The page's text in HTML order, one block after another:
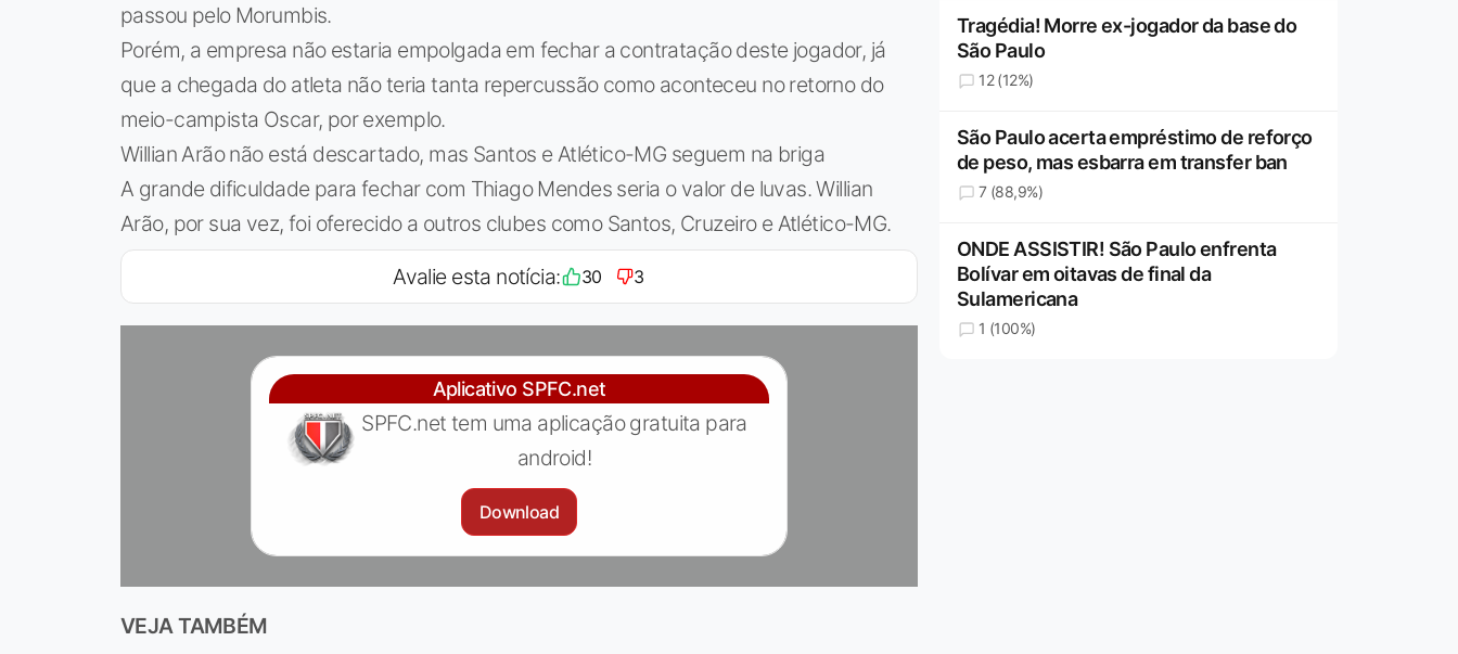
passou pelo Morumbis.
Porém, a empresa não estaria empolgada em fechar a contratação deste jogador, já
que a chegada do atleta não teria tanta repercussão como aconteceu no retorno do
meio-campista Oscar, por exemplo.
Willian Arão não está descartado, mas Santos e Atlético-MG seguem na briga
A grande dificuldade para fechar com Thiago Mendes seria o valor de luvas. Willian
Arão, por sua vez, foi oferecido a outros clubes como Santos, Cruzeiro e Atlético-MG.
Avalie esta notícia: 30 3
Aplicativo SPFC.net
SPFC.net tem uma aplicação gratuita para
android!
Download
VEJA TAMBÉM
Tragédia! Morre ex-jogador da base do
São Paulo
12 (12%)
São Paulo acerta empréstimo de reforço
de peso, mas esbarra em transfer ban
7 (88,9%)
ONDE ASSISTIR! São Paulo enfrenta
Bolívar em oitavas de final da
Sulamericana
1 (100%)